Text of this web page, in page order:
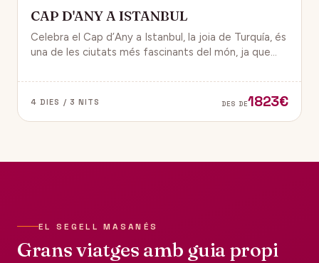
CAP D'ANY A ISTANBUL
Celebra el Cap d’Any a Istanbul, la joia de Turquía, és
una de les ciutats més fascinants del món, ja que
gaudir d’un ambient de festa i alegría.
4 DIES / 3 NITS DES DE1823€
EL SEGELL MASANÉS
Grans viatges amb guia propi